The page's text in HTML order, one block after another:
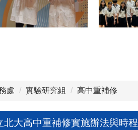
處 實驗研究組 高中重補修
北大高中重補修實施辦法與時程